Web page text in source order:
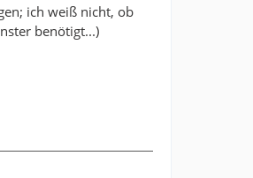
ich weiß nicht, ob
benötigt...)